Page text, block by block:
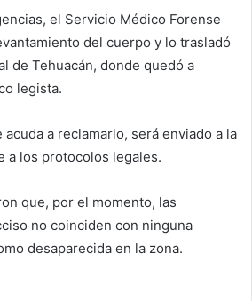
el Servicio Médico Forense
del cuerpo y lo trasladó
de Tehuacán, donde quedó a
legista.
acuda a reclamarlo, será enviado a la
a los protocolos legales.
que, por el momento, las
no coinciden con ninguna
desaparecida en la zona.